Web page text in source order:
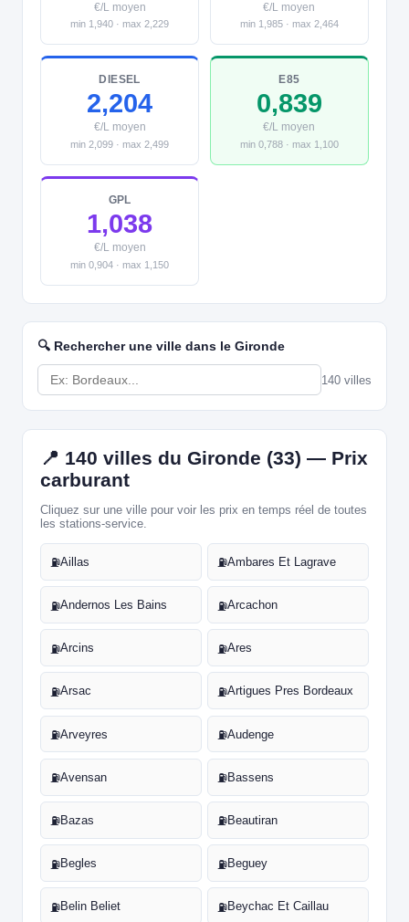
€/L moyen
min 1,940 · max 2,229
€/L moyen
min 1,985 · max 2,464
DIESEL
2,204
€/L moyen
min 2,099 · max 2,499
E85
0,839
€/L moyen
min 0,788 · max 1,100
GPL
1,038
€/L moyen
min 0,904 · max 1,150
🔍 Rechercher une ville dans le Gironde
140 villes
📍 140 villes du Gironde (33) — Prix
carburant
Cliquez sur une ville pour voir les prix en temps réel de toutes
les stations-service.
⛽Aillas ⛽Ambares Et Lagrave
⛽Andernos Les Bains ⛽Arcachon
⛽Arcins ⛽Ares
⛽Arsac ⛽Artigues Pres Bordeaux
⛽Arveyres ⛽Audenge
⛽Avensan ⛽Bassens
⛽Bazas ⛽Beautiran
⛽Begles ⛽Beguey
⛽Belin Beliet ⛽Beychac Et Caillau